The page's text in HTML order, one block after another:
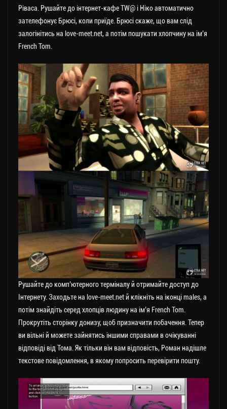
Ріваса. Рушайте до інтернет-кафе TW@ і Ніко автоматично
зателефонує Брюсі, коли приїде. Брюсі скаже, що вам слід
залогінітись на love-meet.net, а потім пошукати хлопчину на ім’я
French Tom.
Рушайте до комп’ютерного терміналу й отримайте доступ до
Інтернету. Заходьте на love-meet.net й клікніть на іконці males, а
потім знайдіть серед хлопців людину на ім’я French Tom.
Прокрутіть сторінку донизу, щоб призначити побачення. Тепер
ви вільні й можете зайнятись іншими справами в очікуванні
відповіді від Тома. Як тільки він вам відповість, Роман надішле
текстове повідомлення, в якому попросить перевірити пошту.